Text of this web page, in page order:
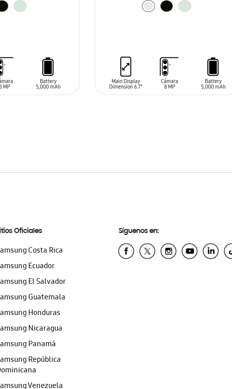
Oficiales
Costa Rica
Ecuador
El Salvador
Guatemala
Honduras
Nicaragua
Panamá
República
Venezuela
Síguenos en: